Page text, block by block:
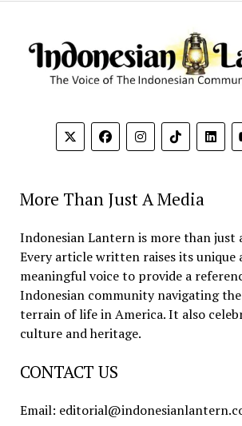
More Than Just A Media
Indonesian Lantern is more than just
Every article written raises its unique
meaningful voice to provide a
Indonesian community navigating
terrain of life in America. It also
culture and heritage.
CONTACT US
Email: